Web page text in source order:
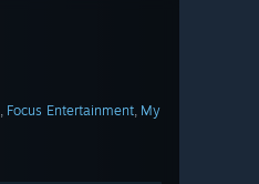
, Focus Entertainment, My